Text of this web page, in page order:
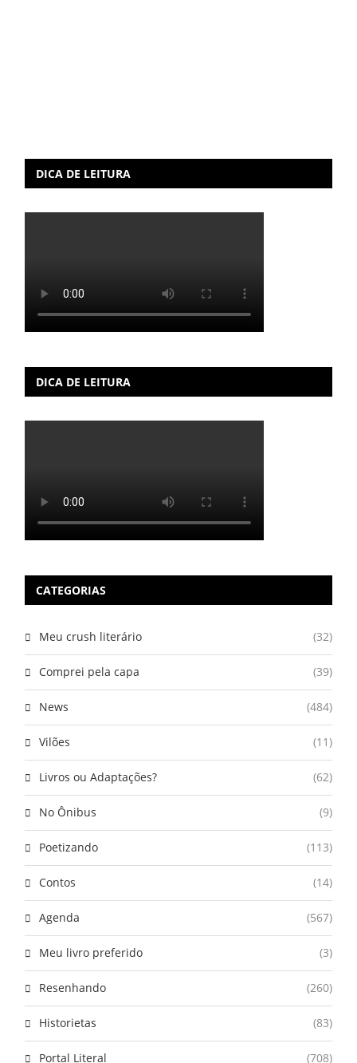
DICA DE LEITURA
DICA DE LEITURA
CATEGORIAS
Meu crush literário (32)
Comprei pela capa (39)
News (484)
Vilões (11)
Livros ou Adaptações? (62)
No Ônibus (9)
Poetizando (113)
Contos (14)
Agenda (567)
Meu livro preferido (3)
Resenhando (260)
Historietas (83)
Portal Literal (708)